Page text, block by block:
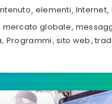
, elementi, Internet,
mercato globale,
, Programmi,sito web,